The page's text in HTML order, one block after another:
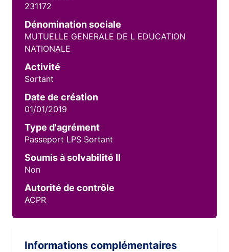
231172
Dénomination sociale
MUTUELLE GENERALE DE L EDUCATION
NATIONALE
Activité
Sortant
Date de création
01/01/2019
Type d'agrément
Passeport LPS Sortant
Soumis à solvabilité II
Non
Autorité de contrôle
ACPR
Informations complémentaires